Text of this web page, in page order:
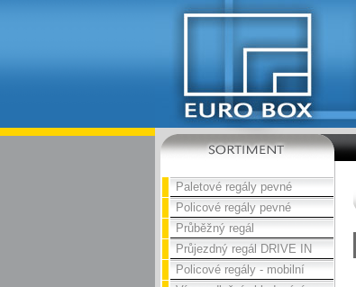
Paletové regály pevné
Policové regály pevné
Průběžný regál
Průjezdný regál DRIVE IN
Policové regály - mobilní